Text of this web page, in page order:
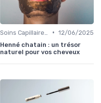
• 12/06/2025
Henné chatain : un trésor
naturel pour vos cheveux